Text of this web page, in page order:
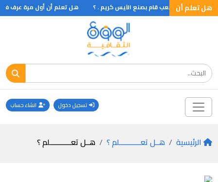
هل تعلم أن
تعلم أن أول شعب قام بصنع الآيس كريم . ؟ هل تعلم أن أول مرة عرف فيها
تسجيل دخول انشاء حساب
الرئيسية هــل تعـــــــــــلم ؟ هــل تعـــــــــــلم ؟